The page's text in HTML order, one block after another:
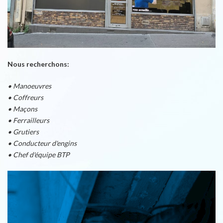
Nous recherchons:
• Manoeuvres
• Coffreurs
• Maçons
• Ferrailleurs
• Grutiers
• Conducteur d'engins
• Chef d'équipe BTP